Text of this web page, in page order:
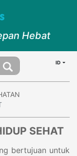
Hebat
ID
SEHAT
bertujuan untuk